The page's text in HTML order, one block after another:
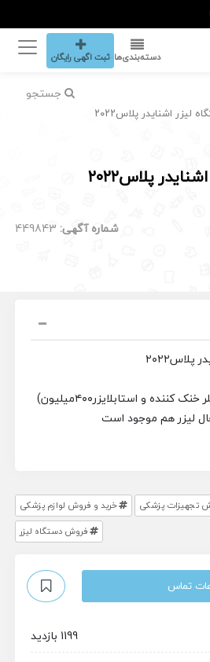
دسته‌بندی‌ها ثبت اگهی رایگان
جستجو
اشنایدر پلاس۲۰۲۲
پلاس۲۰۲۲
شماره آگهی: 449843
کننده و استابلایزر۴۰۰میلیون)
تجهیزات پزشکی
خرید و فروش لوازم پزشکی
فروش دستگاه لیزر
تماس
1199 بازدید